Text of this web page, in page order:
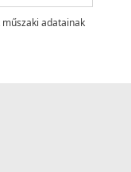
adatainak